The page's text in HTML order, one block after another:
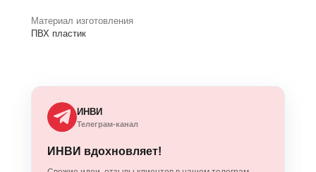
Материал изготовления
ПВХ пластик
ИНВИ
Телеграм-канал
ИНВИ вдохновляет!